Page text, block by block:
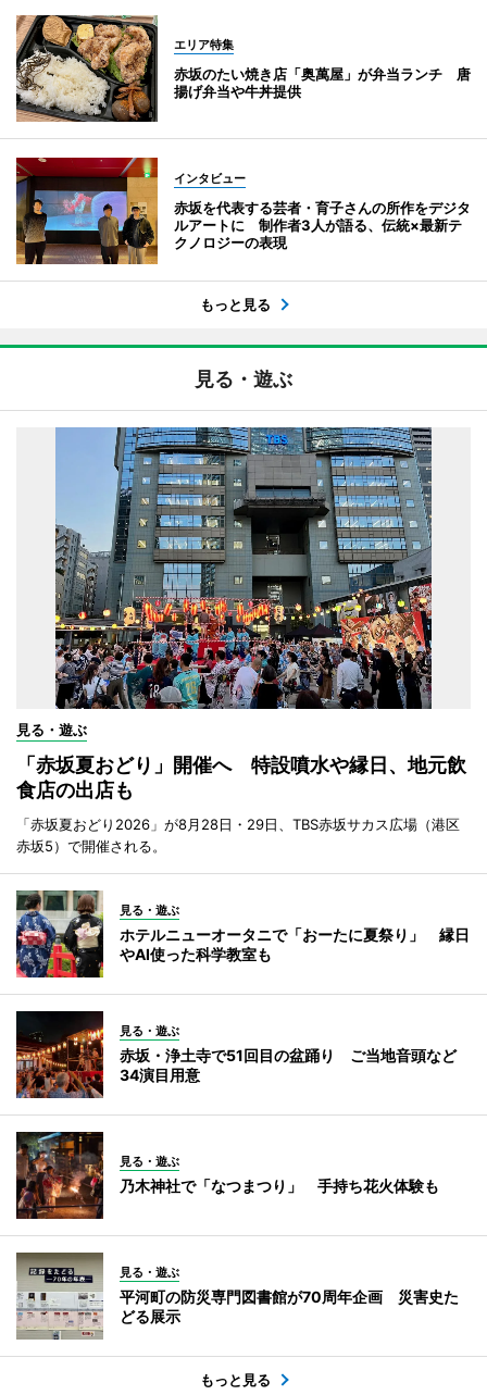
エリア特集
赤坂のたい焼き店「奥萬屋」が弁当ランチ 唐
揚げ弁当や牛丼提供
インタビュー
赤坂を代表する芸者・育子さんの所作をデジタ
ルアートに 制作者3人が語る、伝統×最新テ
クノロジーの表現
もっと見る
見る・遊ぶ
見る・遊ぶ
「赤坂夏おどり」開催へ 特設噴水や縁日、地元飲
食店の出店も
「赤坂夏おどり2026」が8月28日・29日、TBS赤坂サカス広場（港区
赤坂5）で開催される。
見る・遊ぶ
ホテルニューオータニで「おーたに夏祭り」 縁日
やAI使った科学教室も
見る・遊ぶ
赤坂・浄土寺で51回目の盆踊り ご当地音頭など
34演目用意
見る・遊ぶ
乃木神社で「なつまつり」 手持ち花火体験も
見る・遊ぶ
平河町の防災専門図書館が70周年企画 災害史た
どる展示
もっと見る